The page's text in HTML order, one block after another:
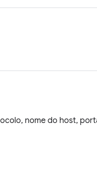
nome do host,